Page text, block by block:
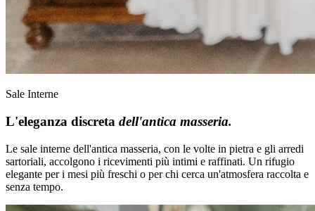
Sale Interne
L'eleganza discreta dell'antica masseria.
Le sale interne dell'antica masseria, con le volte in pietra e gli arredi
sartoriali, accolgono i ricevimenti più intimi e raffinati. Un rifugio
elegante per i mesi più freschi o per chi cerca un'atmosfera raccolta e
senza tempo.